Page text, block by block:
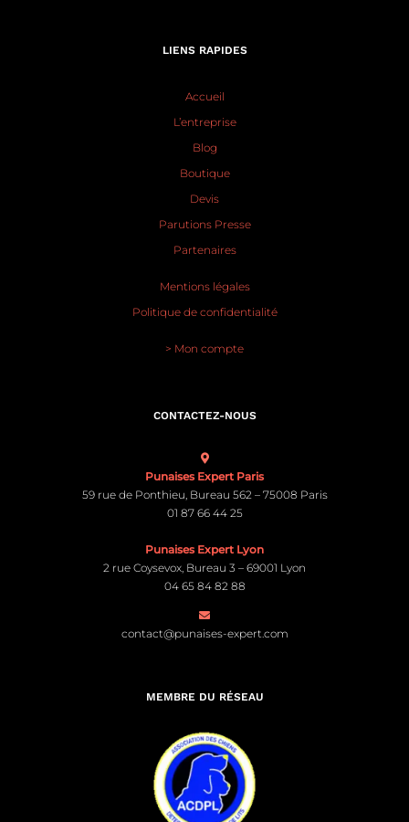
LIENS RAPIDES
Accueil
L’entreprise
Blog
Boutique
Devis
Parutions Presse
Partenaires
Mentions légales
Politique de confidentialité
> Mon compte
CONTACTEZ-NOUS
Punaises Expert Paris
59 rue de Ponthieu, Bureau 562 – 75008 Paris
01 87 66 44 25
Punaises Expert Lyon
2 rue Coysevox, Bureau 3 – 69001 Lyon
04 65 84 82 88
contact@punaises-expert.com
MEMBRE DU RÉSEAU